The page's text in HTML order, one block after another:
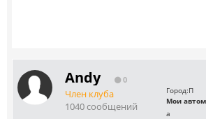
Andy 0
Член клуба
1040 сообщений
Город:П
Мои
а